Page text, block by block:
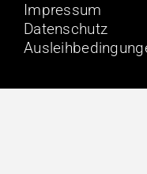
Impressum
Datenschutz